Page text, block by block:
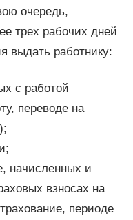
очередь,
трех рабочих дней
выдать работнику:
с работой
переводе на
начисленных и
взносах на
периоде